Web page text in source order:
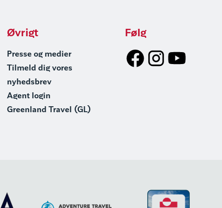
Øvrigt
Presse og medier
Tilmeld dig vores
nyhedsbrev
Agent login
Greenland Travel (GL)
Følg